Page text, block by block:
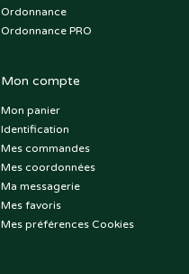
Ordonnance
Ordonnance PRO
Mon compte
Mon panier
Identification
Mes commandes
Mes coordonnées
Ma messagerie
Mes favoris
Mes préférences Cookies